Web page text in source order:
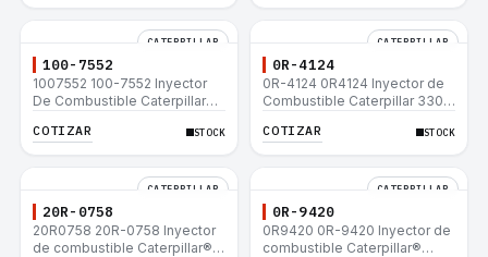
CATERPILLAR
100-7552
1007552 100-7552 Inyector
De Combustible Caterpillar®
12H 140G 950B
COTIZAR STOCK
CATERPILLAR
0R-4124
0R-4124 0R4124 Inyector de
Combustible Caterpillar 3306
160H D6R D6H D6R
COTIZAR STOCK
CATERPILLAR
20R-0758
20R0758 20R-0758 Inyector
de combustible Caterpillar®
CATERPILLAR
0R-9420
0R9420 0R-9420 Inyector de
combustible Caterpillar®